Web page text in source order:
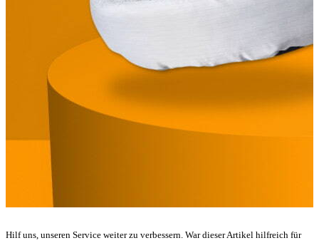
Hilf uns, unseren Service weiter zu verbessern. War dieser Artikel hilfreich für